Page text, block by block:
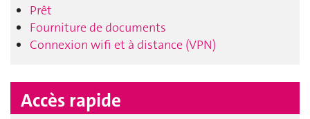
Prêt
Fourniture de documents
Connexion wifi et à distance (VPN)
Accès rapide